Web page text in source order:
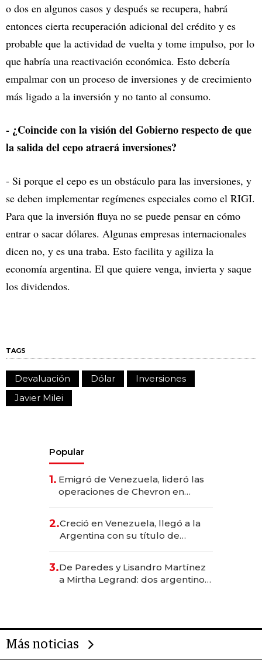
o dos en algunos casos y después se recupera, habrá
entonces cierta recuperación adicional del crédito y es
probable que la actividad de vuelta y tome impulso, por lo
que habría una reactivación económica. Esto debería
empalmar con un proceso de inversiones y de crecimiento
más ligado a la inversión y no tanto al consumo.
- ¿Coincide con la visión del Gobierno respecto de que
la salida del cepo atraerá inversiones?
- Si porque el cepo es un obstáculo para las inversiones, y
se deben implementar regímenes especiales como el RIGI.
Para que la inversión fluya no se puede pensar en cómo
entrar o sacar dólares. Algunas empresas internacionales
dicen no, y es una traba. Esto facilita y agiliza la
economía argentina. El que quiere venga, invierta y saque
los dividendos.
TAGS
Devaluación Dólar
Inversiones
Javier Milei
Popular
1. Emigró de Venezuela, lideró las
operaciones de Chevron en
2.Creció en Venezuela, llegó a la
Argentina con su título de
las marcas "fast premium"
3.De Paredes y Lisandro Martínez
a Mirtha Legrand: dos argentinos
Más noticias